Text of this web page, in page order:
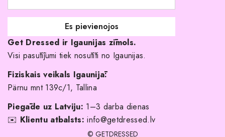
Veikali
Kāpēc izvēlēties mūs?
Get Dressed ir Igaunijas zīmols.
Visi pasūtījumi tiek nosūtīti no Igaunijas.
Fiziskais veikals Igaunijā:
Pärnu mnt 139c/1, Tallina
Piegāde uz Latviju: 1–3 darba dienas
✉️ Klientu atbalsts: info@getdressed.lv
© GETDRESSED